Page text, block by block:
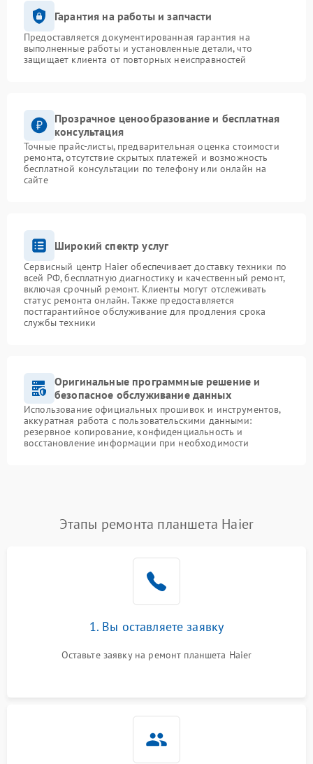
Гарантия на работы и запчасти
Предоставляется документированная гарантия на
выполненные работы и установленные детали, что
защищает клиента от повторных неисправностей
Прозрачное ценообразование и бесплатная
консультация
Точные прайс-листы, предварительная оценка стоимости
ремонта, отсутствие скрытых платежей и возможность
бесплатной консультации по телефону или онлайн на
сайте
Широкий спектр услуг
Сервисный центр Haier обеспечивает доставку техники по
всей РФ, бесплатную диагностику и качественный ремонт,
включая срочный ремонт. Клиенты могут отслеживать
статус ремонта онлайн. Также предоставляется
постгарантийное обслуживание для продления срока
службы техники
Оригинальные программные решение и
безопасное обслуживание данных
Использование официальных прошивок и инструментов,
аккуратная работа с пользовательскими данными:
резервное копирование, конфиденциальность и
восстановление информации при необходимости
Этапы ремонта планшета Haier
1. Вы оставляете заявку
Оставьте заявку на ремонт планшета Haier